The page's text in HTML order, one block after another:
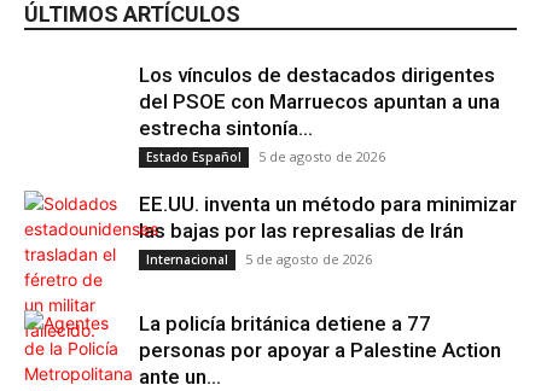
ÚLTIMOS ARTÍCULOS
Los vínculos de destacados dirigentes
del PSOE con Marruecos apuntan a una
estrecha sintonía...
Estado Español 5 de agosto de 2026
EE.UU. inventa un método para minimizar
las bajas por las represalias de Irán
Internacional 5 de agosto de 2026
La policía británica detiene a 77
personas por apoyar a Palestine Action
ante un...